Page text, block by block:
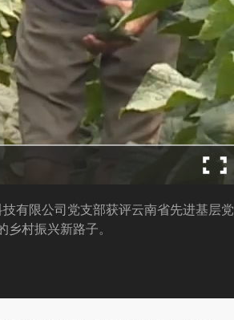
有限公司党支部获评云南省先进基层
乡村振兴新路子。